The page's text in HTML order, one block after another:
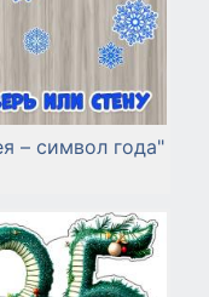
– символ года"